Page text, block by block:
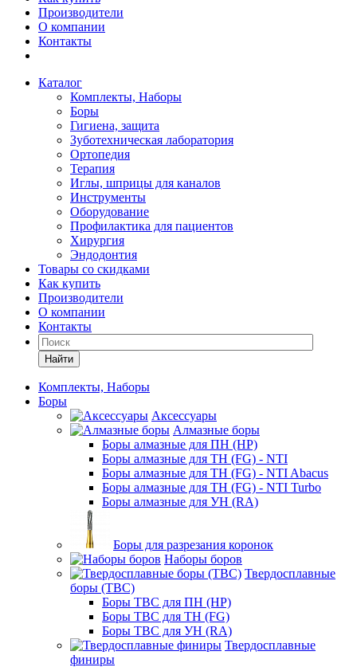
Производители
О компании
Контакты
Каталог
Комплекты, Наборы
Боры
Гигиена, защита
Зуботехническая лаборатория
Ортопедия
Терапия
Иглы, шприцы для каналов
Инструменты
Оборудование
Профилактика для пациентов
Хирургия
Эндодонтия
Товары со скидками
Как купить
Производители
О компании
Контакты
Найти
Комплекты, Наборы
Боры
Аксессуары
Алмазные боры
Боры алмазные для ПН (HP)
Боры алмазные для ТН (FG) - NTI
Боры алмазные для ТН (FG) - NTI Abacus
Боры алмазные для ТН (FG) - NTI Turbo
Боры алмазные для УН (RA)
Боры для разрезания коронок
Наборы боров
Твердосплавные
боры (ТВС)
Боры ТВС для ПН (HP)
Боры ТВС для ТН (FG)
Боры ТВС для УН (RA)
Твердосплавные
финиры